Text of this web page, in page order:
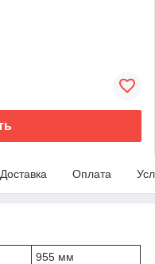
Доставка Оплата
955 мм